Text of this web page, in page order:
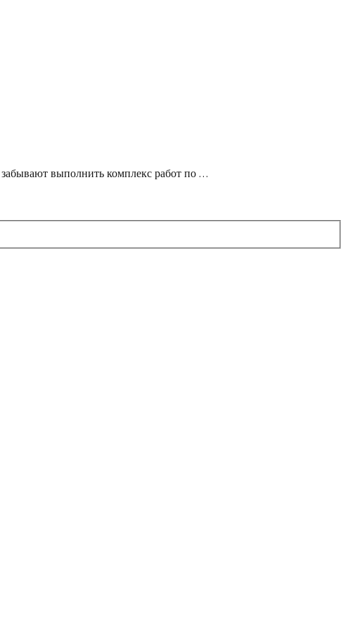
выполнить комплекс работ по …